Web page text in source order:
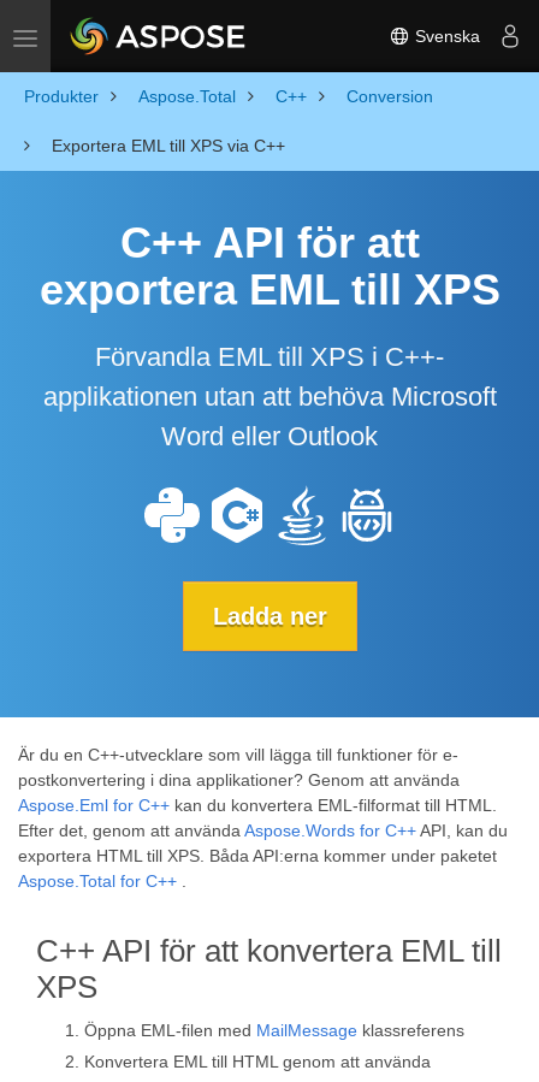
Toggle navigation Svenska
Produkter Aspose.Total C++ Conversion
Exportera EML till XPS via C++
C++ API för att
exportera EML till XPS
Förvandla EML till XPS i C++-
applikationen utan att behöva Microsoft
Word eller Outlook
Ladda ner
Är du en C++-utvecklare som vill lägga till funktioner för e-
postkonvertering i dina applikationer? Genom att använda
Aspose.Eml for C++ kan du konvertera EML-filformat till HTML.
Efter det, genom att använda Aspose.Words for C++API, kan du
exportera HTML till XPS. Båda API:erna kommer under paketet
Aspose.Total for C++
C++ API för att konvertera EML till
XPS
Öppna EML-filen med MailMessage klassreferens
Konvertera EML till HTML genom att använda